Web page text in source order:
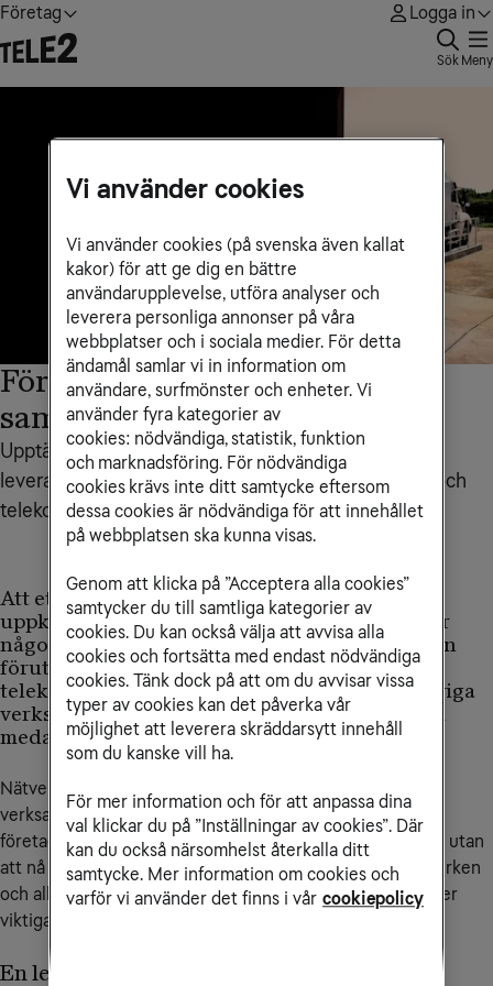
Företag Logga in
Sök Meny
Förenkla arbetsdagen med
samlade it-tjänster
Upptäck fördelarna med att låta en och samma
leverantör hjälpa ert företag med flera av era it - och
telekomtjänster
Att ett stabilt nätverk är grunden för en
uppkopplad och väl fungerande verksamhet är
något som de flesta kan hålla med om. Det är en
förutsättning för att flertalet it- och
telekomtjänster ska fungera, men också att övriga
verksamhetsapplikationer fungerar så bra som
medarbetarna och kunderna önskar.
Nätverket har blivit en strategisk resurs och är direkt
verksamhetskritisk. Utan ett väl fungerande nätverk kan
företag lägga stora resurser på applikationer och klienter utan
att nå det önskade slutresultat. Synergierna mellan nätverken
och alla uppkopplade enheter har aldrig varit större – eller
viktigare.
En leverantör – ett samtal
Vi använder cookies
Vi använder cookies (på svenska även kallat
kakor) för att ge dig en bättre
användarupplevelse, utföra analyser och
leverera personliga annonser på våra
webbplatser och i sociala medier. För detta
ändamål samlar vi in information om
användare, surfmönster och enheter. Vi
använder fyra kategorier av
cookies: nödvändiga, statistik, funktion
och marknadsföring. För nödvändiga
cookies krävs inte ditt samtycke eftersom
dessa cookies är nödvändiga för att innehållet
på webbplatsen ska kunna visas.
Genom att klicka på ”Acceptera alla cookies”
samtycker du till samtliga kategorier av
cookies. Du kan också välja att avvisa alla
cookies och fortsätta med endast nödvändiga
cookies. Tänk dock på att om du avvisar vissa
typer av cookies kan det påverka vår
möjlighet att leverera skräddarsytt innehåll
som du kanske vill ha.
För mer information och för att anpassa dina
val klickar du på ”Inställningar av cookies”. Där
kan du också närsomhelst återkalla ditt
samtycke. Mer information om cookies och
varför vi använder det finns i vår cookiepolicy